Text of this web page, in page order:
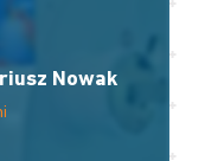
Nowak